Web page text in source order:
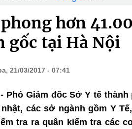
hơn
gốc tại Hà Nội
21/03/2017 - 07:41
Phó Giám đốc Sở Y tế
các sở ngành gồm Y
tra ra quân kiểm tra các